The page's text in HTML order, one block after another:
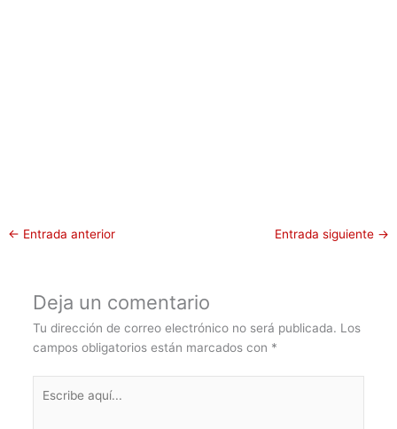
← Entrada anterior Entrada siguiente →
Deja un comentario
Tu dirección de correo electrónico no será publicada. Los
campos obligatorios están marcados con *
aquí...